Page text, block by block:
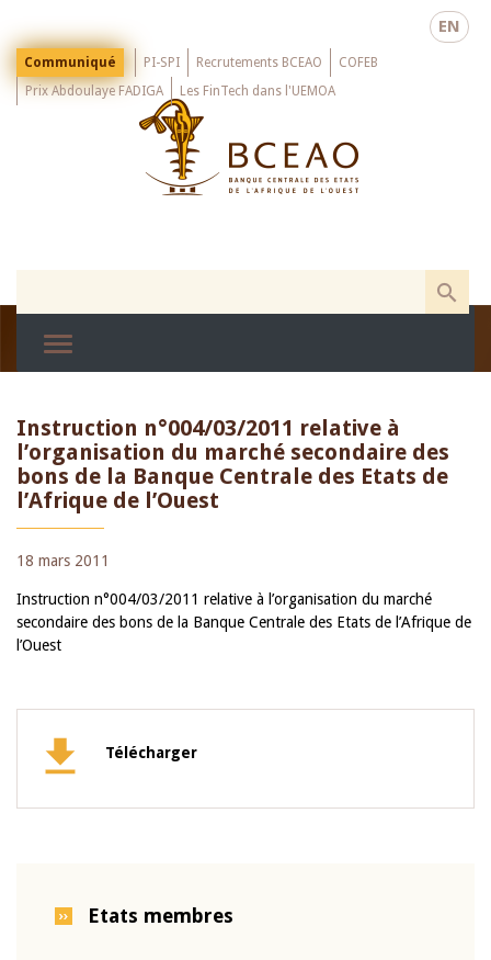
main
EN
Menu
Top
Communiqué PI-SPI Recrutements BCEAO
COFEB
Prix Abdoulaye FADIGA
Les FinTech dans l'UEMOA
Instruction n°004/03/2011 relative à
l’organisation du marché secondaire des
bons de la Banque Centrale des Etats de
l’Afrique de l’Ouest
18 mars 2011
Instruction n°004/03/2011 relative à l’organisation du marché
secondaire des bons de la Banque Centrale des Etats de l’Afrique de
l’Ouest
Télécharger
Etats membres